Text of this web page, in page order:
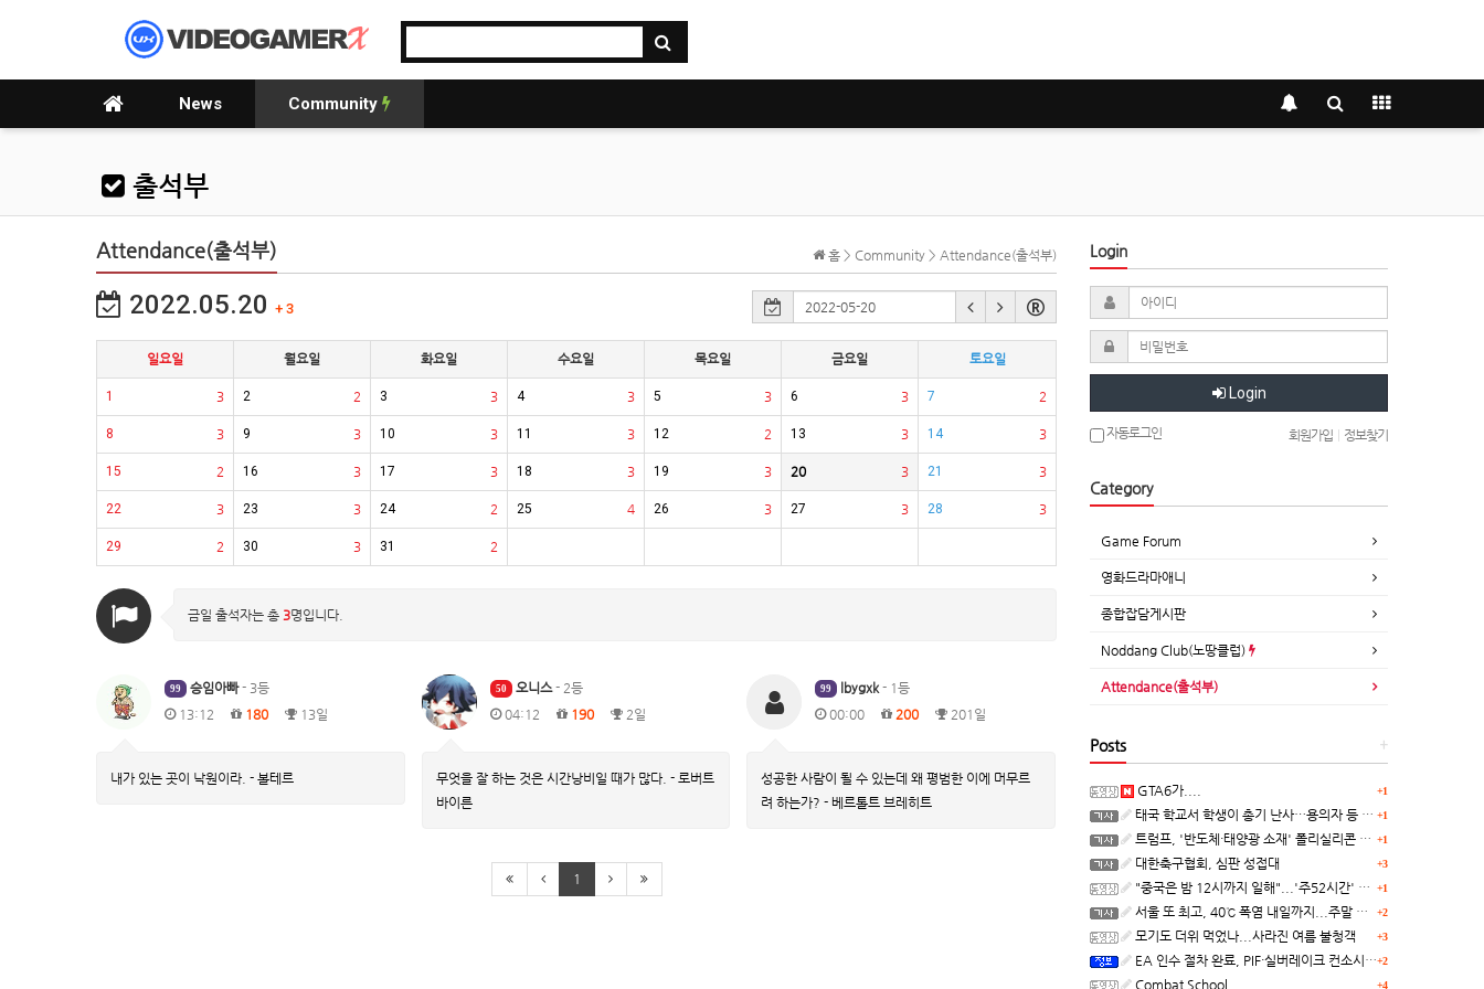
News Community
출석부
홈 > Community > Attendance(출석부)
Attendance(출석부)
2022.05.20 + 3
일요일 월요일 화요일 수요일 목요일 금요일 토요일
3
1 2
2 3
3 3
4 3
5 3
6 2
7
3
8 3
9 3
10 3
11 2
12 3
13 3
14
2
15 3
16 3
17 3
18 3
19 3
20 3
21
3
22 3
23 2
24 4
25 3
26 3
27 3
28
2
29 3
30 2
31
금일 출석자는 총 3명입니다.
99 승임아빠- 3등
13:12
180 13일
내가 있는 곳이 낙원이라. - 볼테르
50 오니스- 2등
04:12
190 2일
무엇을 잘 하는 것은 시간낭비일 때가 많다. - 로버트
바이른
99 lbygxk - 1등
00:00
200 201일
성공한 사람이 될 수 있는데 왜 평범한 이에 머무르
려 하는가? - 베르톨트 브레히트
1
Login
Login
자동로그인 회원가입 정보찾기
Category
Game Forum
영화드라마애니
종합잡담게시판
Noddang Club(노땅클럽)
Attendance(출석부)
+
Posts
+1
GTA6가....
+1
태국 학교서 학생이 총기 난사…용의자 등 8명 숨져
+1
트럼프, '반도체·태양광 소재' 폴리실리콘 파생 제품에 15% 관세...한국 기업도 영향
+3
대한축구협회, 심판 성접대
+1
"중국은 밤 12시까지 일해"...'주52시간' 손볼까
+2
서울 또 최고, 40℃ 폭염 내일까지...주말 동쪽 비바람
+3
모기도 더위 먹었나...사라진 여름 불청객
+2
EA 인수 절차 완료, PIF·실버레이크 컨소시엄 산하 편입
+4
Combat School